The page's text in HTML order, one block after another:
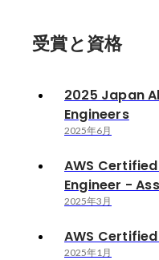
受賞と資格
2025 Japan
Engineers
2025年6月
AWS
Engineer -
2025年3月
AWS
2025年1月